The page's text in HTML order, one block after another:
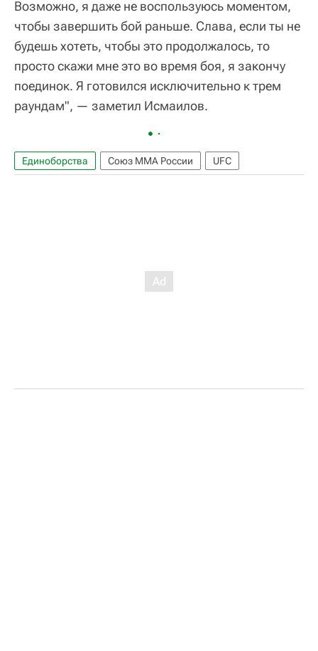
Возможно, я даже не воспользуюсь моментом,
чтобы завершить бой раньше. Слава, если ты не
будешь хотеть, чтобы это продолжалось, то
просто скажи мне это во время боя, я закончу
поединок. Я готовился исключительно к трем
раундам", — заметил Исмаилов.
Единоборства Союз ММА России UFC